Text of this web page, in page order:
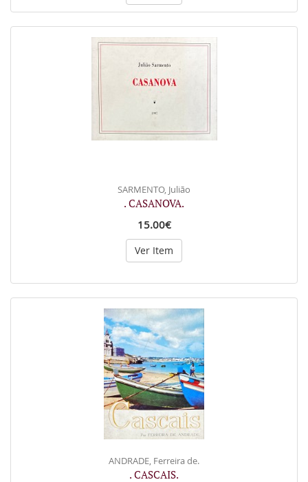
SARMENTO, Julião
. CASANOVA.
15.00€
Ver Item
ANDRADE, Ferreira de.
. CASCAIS.